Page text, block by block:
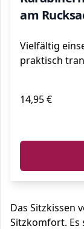
am
Vielfältig
praktisch
14,95 €
Das Sitzkissen
Sitzkomfort. Es